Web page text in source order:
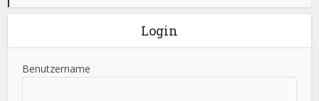
Login
Benutzername